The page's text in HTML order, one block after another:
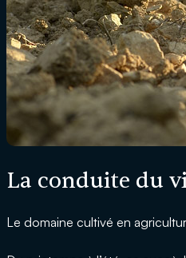
La conduite du
Le domaine cultivé en